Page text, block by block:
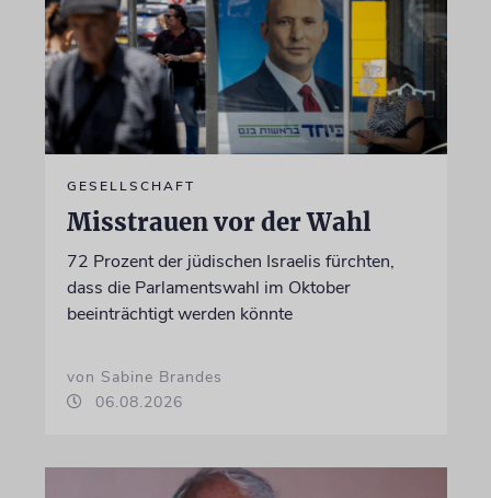
GESELLSCHAFT
Misstrauen vor der Wahl
72 Prozent der jüdischen Israelis fürchten,
dass die Parlamentswahl im Oktober
beeinträchtigt werden könnte
von Sabine Brandes
06.08.2026